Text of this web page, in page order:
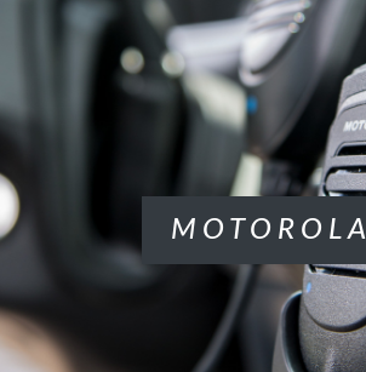
MOTOROLA